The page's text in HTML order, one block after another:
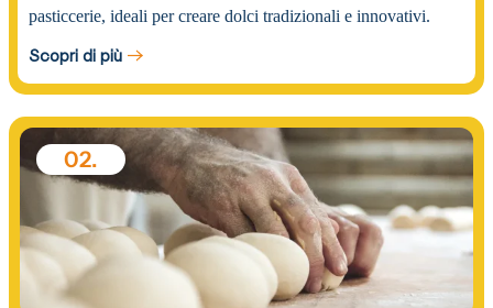
pasticcerie, ideali per creare dolci tradizionali e innovativi.
Scopri di più
02.